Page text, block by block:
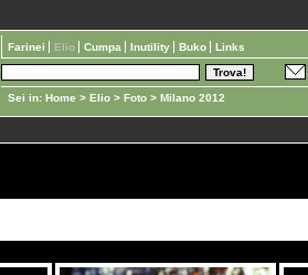
Sei in: Home > Elio > Foto > Milano 2012
Farinei Elio Cumpa Inutility Buko Links